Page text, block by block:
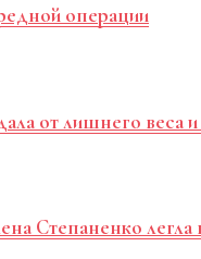
операции
от лишнего
Степаненко